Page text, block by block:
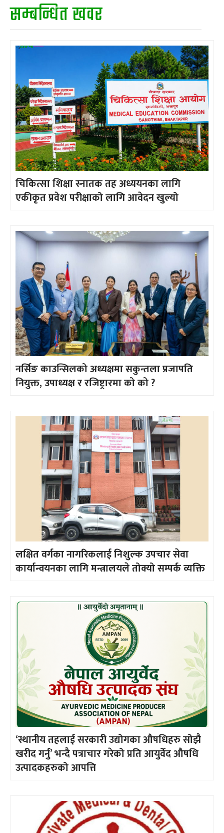
सम्बन्धित खवर
चिकित्सा शिक्षा स्नातक तह अध्ययनका लागि
एकीकृत प्रवेश परीक्षाको लागि आवेदन खुल्यो
नर्सिङ काउन्सिलको अध्यक्षमा सकुन्तला प्रजापति
नियुक्त, उपाध्यक्ष र रजिष्ट्रारमा को को ?
लक्षित वर्गका नागरिकलाई निशुल्क उपचार सेवा
कार्यान्वयनका लागि मन्त्रालयले तोक्यो सम्पर्क व्यक्ति
‘स्थानीय तहलाई सरकारी उद्योगका औषधिहरु सोझै
खरीद गर्नु’ भन्दै पत्राचार गरेको प्रति आयुर्वेद औषधि
उत्पादकहरुको आपत्ति